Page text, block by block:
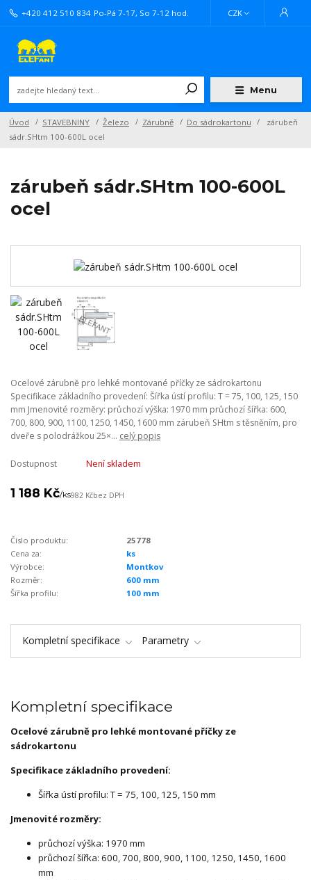
Menu
CZK
+420 412 510 834 Po-Pá 7-17, So 7-12 hod.
Úvod STAVEBNINY Železo Zárubně Do sádrokartonu
zárubeň
sádr.SHtm 100-600L ocel
zárubeň sádr.SHtm 100-600L
ocel
Ocelové zárubně pro lehké montované příčky ze sádrokartonu
Specifikace základního provedení: Šířka ústí profilu: T = 75, 100, 125, 150
mm Jmenovité rozměry: průchozí výška: 1970 mm průchozí šířka: 600,
700, 800, 900, 1100, 1250, 1450, 1600 mm zárubeň SHtm s těsněním, pro
dveře s polodrážkou 25×... celý popis
Dostupnost Není skladem
1 188 Kč/ks982 Kčbez DPH
Číslo produktu:
25778
Cena za:
ks
Výrobce:
Montkov
Rozměr:
600 mm
Šířka profilu:
100 mm
Kompletní specifikace Parametry
Kompletní specifikace
Ocelové zárubně pro lehké montované příčky ze
sádrokartonu
Specifikace základního provedení:
Šířka ústí profilu: T = 75, 100, 125, 150 mm
Jmenovité rozměry:
průchozí výška: 1970 mm
průchozí šířka: 600, 700, 800, 900, 1100, 1250, 1450, 1600
mm